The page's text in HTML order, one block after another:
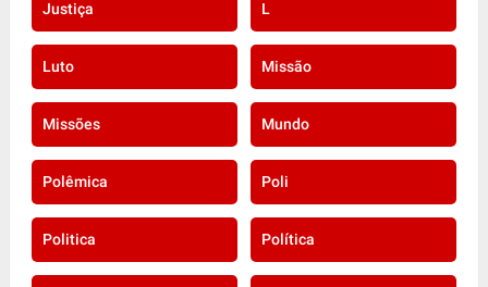
Justiça L
Luto Missão
Missões Mundo
Polêmica Poli
Politica Política